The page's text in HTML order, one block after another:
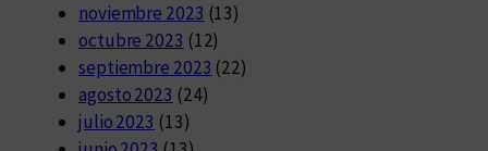
noviembre 2023 (13)
octubre 2023 (12)
septiembre 2023 (22)
agosto 2023 (24)
julio 2023 (13)